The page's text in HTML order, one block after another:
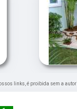
links, é proibida sem a